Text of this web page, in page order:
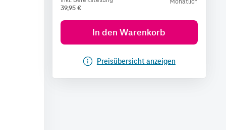
39,95€
In den Warenkorb
Preisübersicht anzeigen